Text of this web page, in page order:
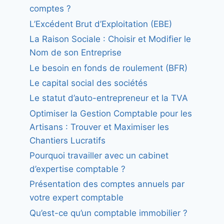
comptes ?
L’Excédent Brut d’Exploitation (EBE)
La Raison Sociale : Choisir et Modifier le
Nom de son Entreprise
Le besoin en fonds de roulement (BFR)
Le capital social des sociétés
Le statut d’auto-entrepreneur et la TVA
Optimiser la Gestion Comptable pour les
Artisans : Trouver et Maximiser les
Chantiers Lucratifs
Pourquoi travailler avec un cabinet
d’expertise comptable ?
Présentation des comptes annuels par
votre expert comptable
Qu’est-ce qu’un comptable immobilier ?